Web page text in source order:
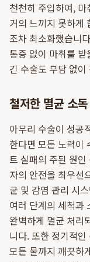
천천히 주입하여,
거의 느끼지 못하게
조차 최소화했습니
통증 없이 마취를 받
긴 수술도 부담 없
철저한 멸균 소
아무리 수술이 성공
한다면 모든 노력이
트 실패의 주된 원
자의 안전을 최우선
균 및 감염 관리 시
여러 단계의 세척과
완벽하게 멸균 처리
니다. 또한 정기적
모든 물까지 깨끗하